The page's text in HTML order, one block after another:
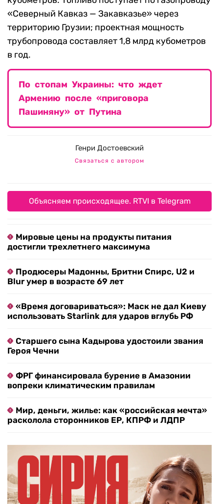
«Северный Кавказ — Закавказье» через
территорию Грузии; проектная мощность
трубопровода составляет 1,8 млрд кубометров
в год.
По стопам Украины: что ждет
Армению после «приговора
Пашиняну» от Путина
Генри Достоевский
Связаться с автором
Объясняем происходящее. RTVI в Telegram
Мировые цены на продукты питания
достигли трехлетнего максимума
Продюсеры Мадонны, Бритни Спирс, U2 и
Blur умер в возрасте 69 лет
«Время договариваться»: Маск не дал Киеву
использовать Starlink для ударов вглубь РФ
Старшего сына Кадырова удостоили звания
Героя Чечни
ФРГ финансировала бурение в Амазонии
вопреки климатическим правилам
Мир, деньги, жилье: как «российская мечта»
расколола сторонников ЕР, КПРФ и ЛДПР